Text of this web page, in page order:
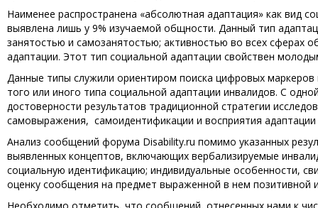
Наименее распространена «абсолютная адаптация» как вид
выявлена лишь у 9% изучаемой общности. Данный тип
занятостью и самозанятостью; активностью во всех сферах
адаптации. Этот тип социальной адаптации свойствен
Данные типы служили ориентиром поиска цифровых
того или иного типа социальной адаптации инвалидов. С
достоверности результатов традиционной стратегии
самовыражения, самоидентификации и восприятия
Анализ сообщений форума Disability.ru помимо указанных
выявленных концептов, включающих вербализируемые
социальную идентификацию; индивидуальные особенности,
оценку сообщения на предмет выраженной в нем позитивной